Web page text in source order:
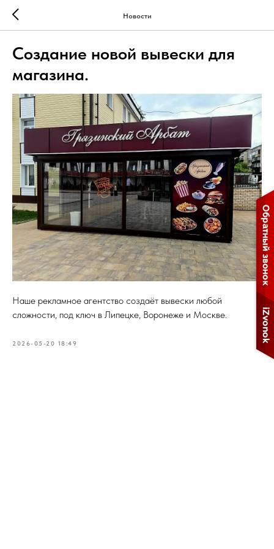
Новости
Создание новой вывески для
магазина.
Наше рекламное агентство создаёт вывески любой
сложности, под ключ в Липецке, Воронеже и Москве.
2026-05-20 18:49